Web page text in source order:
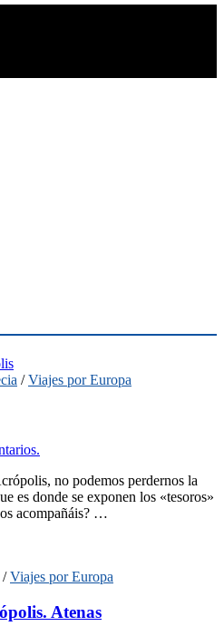
/Viajes por Europa
no podemos perdernos la
es donde se exponen los «tesoros»
acompañáis? …
/Viajes por Europa
Atenas